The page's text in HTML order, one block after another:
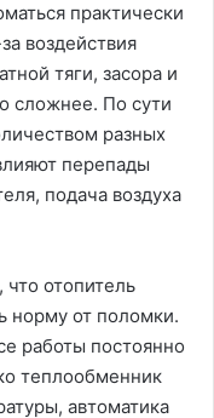
практически
воздействия
тяги, засора и
сложнее. По сути
разных
перепады
подача воздуха
что отопитель
норму от поломки.
работы постоянно
теплообменник
автоматика